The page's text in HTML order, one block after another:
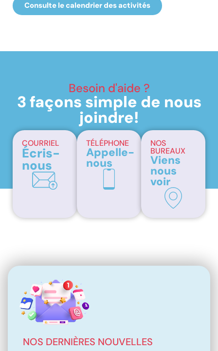
Consulte le calendrier des activités
Besoin d'aide ?
3 façons simple de nous
joindre!
COURRIEL
Écris-
nous
TÉLÉPHONE
Appelle-
nous
NOS
BUREAUX
Viens
nous
voir
NOS DERNIÈRES NOUVELLES